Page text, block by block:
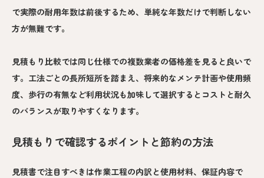
で実際の耐用年数は前後するため、単純な年数だけで判断しない
方が無難です。
見積もり比較では同じ仕様での複数業者の価格差を見ると良いで
す。工法ごとの長所短所を踏まえ、将来的なメンテ計画や使用頻
度、歩行の有無など利用状況も加味して選択するとコストと耐久
のバランスが取りやすくなります。
見積もりで確認するポイントと節約の方法
見積書で注目すべきは作業工程の内訳と使用材料、保証内容で